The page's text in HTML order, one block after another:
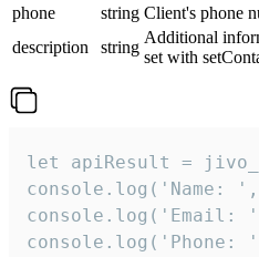
phone
string Client's phone
description
string
Additional
set with
let apiResult =
console.log('Name:
console.log('Email:
console.log('Phone: